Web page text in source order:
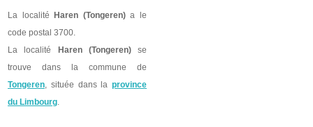
La localité Haren (Tongeren)a le
code postal 3700.
La localité
Haren (Tongeren)se
trouve dans la commune de
Tongeren, située dans la province
du Limbourg.